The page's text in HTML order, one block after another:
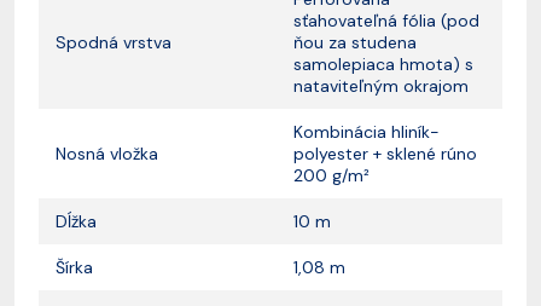
Spodná vrstva
sťahovateľná fólia (pod
ňou za studena
samolepiaca hmota) s
nataviteľným okrajom
Nosná vložka
Kombinácia hliník-
polyester + sklené rúno
200 g/m²
Dĺžka 10 m
Šírka 1,08 m